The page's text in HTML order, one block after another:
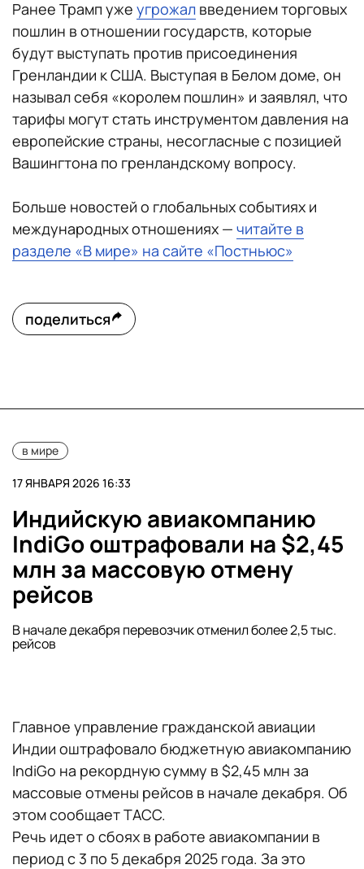
Ранее Трамп уже угрожал введением торговых
пошлин в отношении государств, которые
будут выступать против присоединения
Гренландии к США. Выступая в Белом доме, он
называл себя «королем пошлин» и заявлял, что
тарифы могут стать инструментом давления на
европейские страны, несогласные с позицией
Вашингтона по гренландскому вопросу.
Больше новостей о глобальных событиях и
международных отношениях — читайте в
разделе «В мире» на сайте «Постньюс»
поделиться
в мире
17 ЯНВАРЯ 2026 16:33
Индийскую авиакомпанию
IndiGo оштрафовали на $2,45
млн за массовую отмену
рейсов
В начале декабря перевозчик отменил более 2,5 тыс.
рейсов
Главное управление гражданской авиации
Индии оштрафовало бюджетную авиакомпанию
IndiGo на рекордную сумму в $2,45 млн за
массовые отмены рейсов в начале декабря. Об
этом сообщает ТАСС.
Речь идет о сбоях в работе авиакомпании в
период с 3 по 5 декабря 2025 года. За это